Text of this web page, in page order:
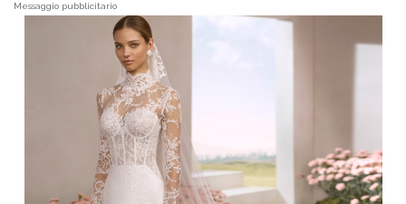
Messaggio pubblicitario